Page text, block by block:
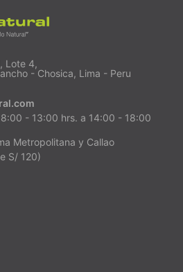
Lote 4,
- Chosica, Lima - Peru
- 13:00 hrs. a 14:00 - 18:00
Metropolitana y Callao
S/ 120)